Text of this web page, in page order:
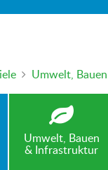
Umwelt,
Umwelt, Bauen
& Infrastruktur